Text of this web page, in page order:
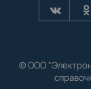
© ООО